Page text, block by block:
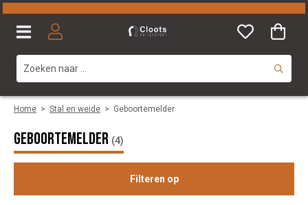
Home > Stal en weide > Geboortemelder
Geboortemelder (4)
Filteren op